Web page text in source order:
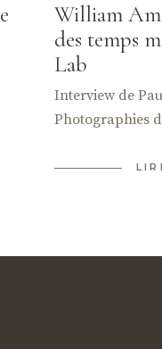
William
des temps
Lab
Interview de
Photographies